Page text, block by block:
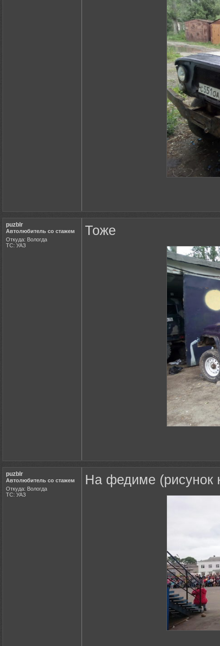
puzbIr
Автолюбитель со стажем
Откуда: Вологда
ТС: УАЗ
Тоже
puzbIr
Автолюбитель со стажем
Откуда: Вологда
ТС: УАЗ
На федиме (рисунок